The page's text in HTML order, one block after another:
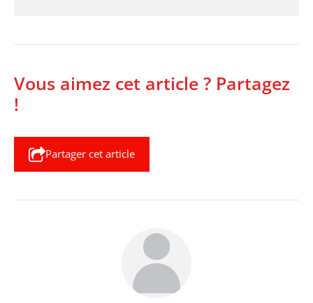
Vous aimez cet article ? Partagez
!
Partager cet article